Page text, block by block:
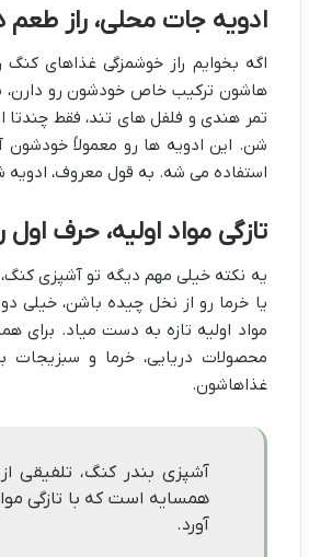
ادویه جات محلی، راز
اگه بخوایم راز خوشمزگی غذاهای
هاشون ترکیب خاص خودشون رو دارن،
تمر هندی و فلفل های تند، فقط
شن. این ادویه ها رو معمولاً
استفاده می شه. به قول معروف،
تازگی مواد اولیه، حرف اول
یه نکته خیلی مهم دیگه تو آشپزی کنگ،
یا خرما رو از نخل چیده باشن، خیلی
مواد اولیه تازه به دست میاد. برای
محصولات دریایی، خرما و سبزیجات
غذاهاشون.
آشپزی بندر کنگ، تلفیقی
همسایه است که با تازگی
آورد.